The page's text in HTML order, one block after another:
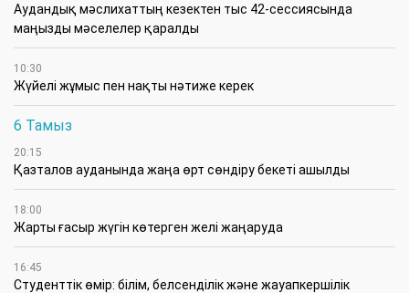
Аудандық мәслихаттың кезектен тыс 42-сессиясында
маңызды мәселелер қаралды
10:30
Жүйелі жұмыс пен нақты нәтиже керек
6 Тамыз
20:15
Қазталов ауданында жаңа өрт сөндіру бекеті ашылды
18:00
Жарты ғасыр жүгін көтерген желі жаңаруда
16:45
Студенттік өмір: білім, белсенділік және жауапкершілік